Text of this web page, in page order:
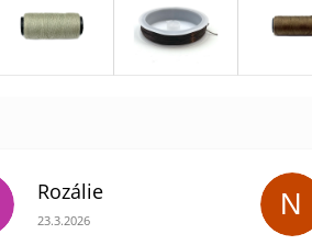
Rozálie
Hodnocení obchodu je 3 z 5 hvězdiček.
23.3.2026 N